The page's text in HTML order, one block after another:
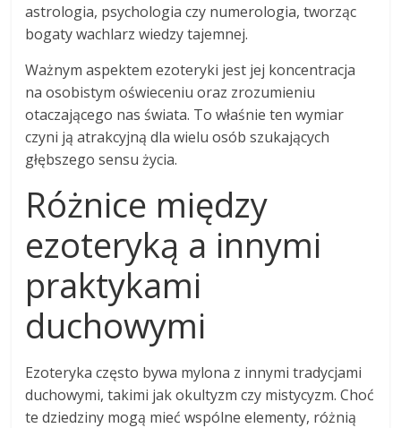
astrologia, psychologia czy numerologia, tworząc
bogaty wachlarz wiedzy tajemnej.
Ważnym aspektem ezoteryki jest jej koncentracja
na osobistym oświeceniu oraz zrozumieniu
otaczającego nas świata. To właśnie ten wymiar
czyni ją atrakcyjną dla wielu osób szukających
głębszego sensu życia.
Różnice między
ezoteryką a innymi
praktykami
duchowymi
Ezoteryka często bywa mylona z innymi tradycjami
duchowymi, takimi jak okultyzm czy mistycyzm. Choć
te dziedziny mogą mieć wspólne elementy, różnią